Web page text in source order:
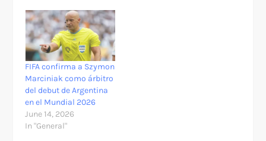
FIFA confirma a Szymon
Marciniak como árbitro
del debut de Argentina
en el Mundial 2026
June 14, 2026
In "General"